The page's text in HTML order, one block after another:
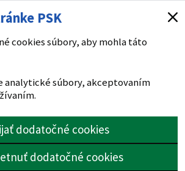
PSK
cookies súbory, aby mohla táto
analytické súbory, akceptovaním
dodatočné cookies
dodatočné cookies